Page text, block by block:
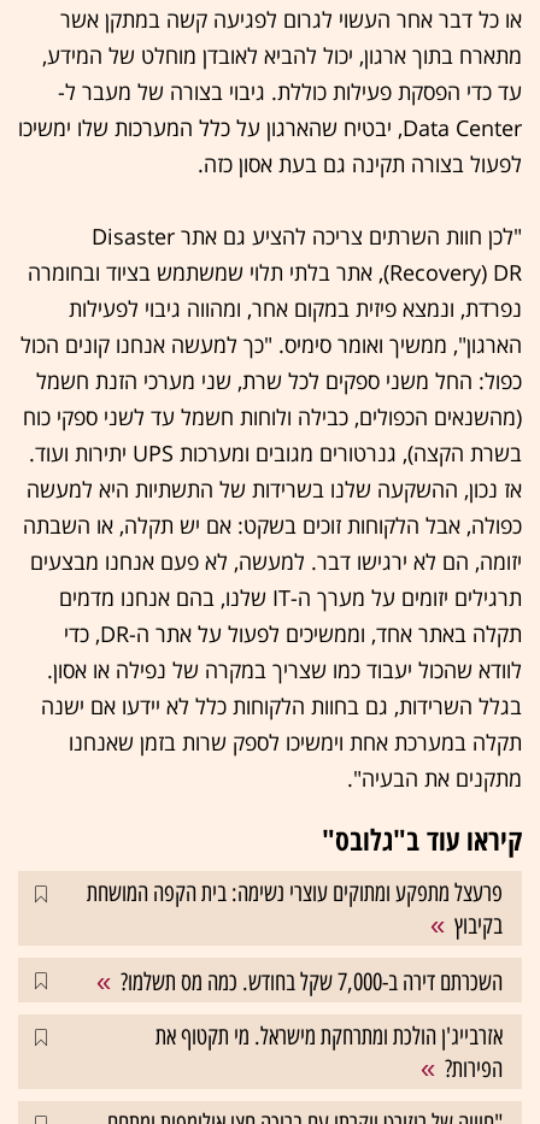
או כל דבר אחר העשוי לגרום לפגיעה קשה במתקן אשר
מתארח בתוך ארגון, יכול להביא לאובדן מוחלט של המידע,
עד כדי הפסקת פעילות כוללת. גיבוי בצורה של מעבר ל-
Data Center, יבטיח שהארגון על כלל המערכות שלו ימשיכו
לפעול בצורה תקינה גם בעת אסון כזה.
"לכן חוות השרתים צריכה להציע גם אתר Disaster
Recovery) DR), אתר בלתי תלוי שמשתמש בציוד ובחומרה
נפרדת, ונמצא פיזית במקום אחר, ומהווה גיבוי לפעילות
הארגון", ממשיך ואומר סימיס. "כך למעשה אנחנו קונים הכול
כפול: החל משני ספקים לכל שרת, שני מערכי הזנת חשמל
(מהשנאים הכפולים, כבילה ולוחות חשמל עד לשני ספקי כוח
בשרת הקצה), גנרטורים מגובים ומערכות UPS יתירות ועוד.
אז נכון, ההשקעה שלנו בשרידות של התשתיות היא למעשה
כפולה, אבל הלקוחות זוכים בשקט: אם יש תקלה, או השבתה
יזומה, הם לא ירגישו דבר. למעשה, לא פעם אנחנו מבצעים
תרגילים יזומים על מערך ה-IT שלנו, בהם אנחנו מדמים
תקלה באתר אחד, וממשיכים לפעול על אתר ה-DR, כדי
לוודא שהכול יעבוד כמו שצריך במקרה של נפילה או אסון.
בגלל השרידות, גם בחוות הלקוחות כלל לא יידעו אם ישנה
תקלה במערכת אחת וימשיכו לספק שרות בזמן שאנחנו
מתקנים את הבעיה".
קיראו עוד ב"גלובס"
פרעצל מתפקע ומתוקים עוצרי נשימה: בית הקפה המושחת
בקיבוץ
השכרתם דירה ב-7,000 שקל בחודש. כמה מס תשלמו?
אזרבייג'ן הולכת ומתרחקת מישראל. מי תקטוף את
הפירות?